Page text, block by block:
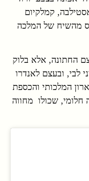
קמלקיום
מהשיח של המלכה
החתונה, אלא בלוק
לבי, ובעצם לאנדרו
המלכותי והכספת
חלומי, שכולו מחווה